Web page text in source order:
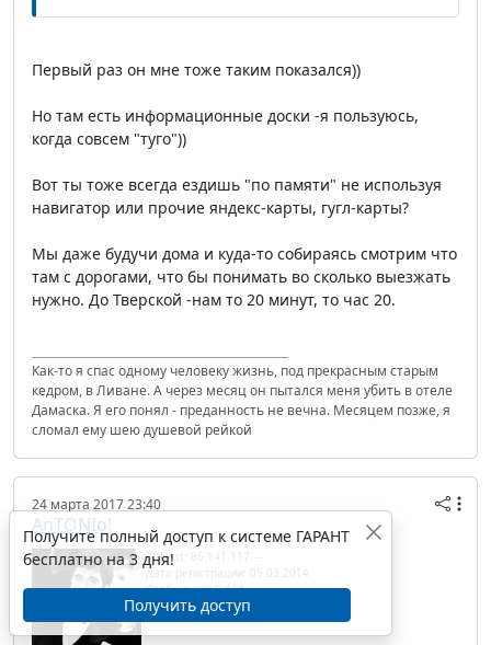
Первый раз он мне тоже таким показался))
Но там есть информационные доски -я пользуюсь,
когда совсем "туго"))
Вот ты тоже всегда ездишь "по памяти" не используя
навигатор или прочие яндекс-карты, гугл-карты?
Мы даже будучи дома и куда-то собираясь смотрим что
там с дорогами, что бы понимать во сколько выезжать
нужно. До Тверской -нам то 20 минут, то час 20.
Как-то я спас одному человеку жизнь, под прекрасным старым
кедром, в Ливане. А через месяц он пытался меня убить в отеле
Дамаска. Я его понял - преданность не вечна. Месяцем позже, я
сломал ему шею душевой рейкой
24 марта 2017 23:40
AnTONIo!
IP/Host: 85.141.117.---
Дата регистрации: 05.03.2014
Сообщений: 5 484
Получите полный доступ к системе ГАРАНТ
бесплатно на 3 дня!
Получить доступ